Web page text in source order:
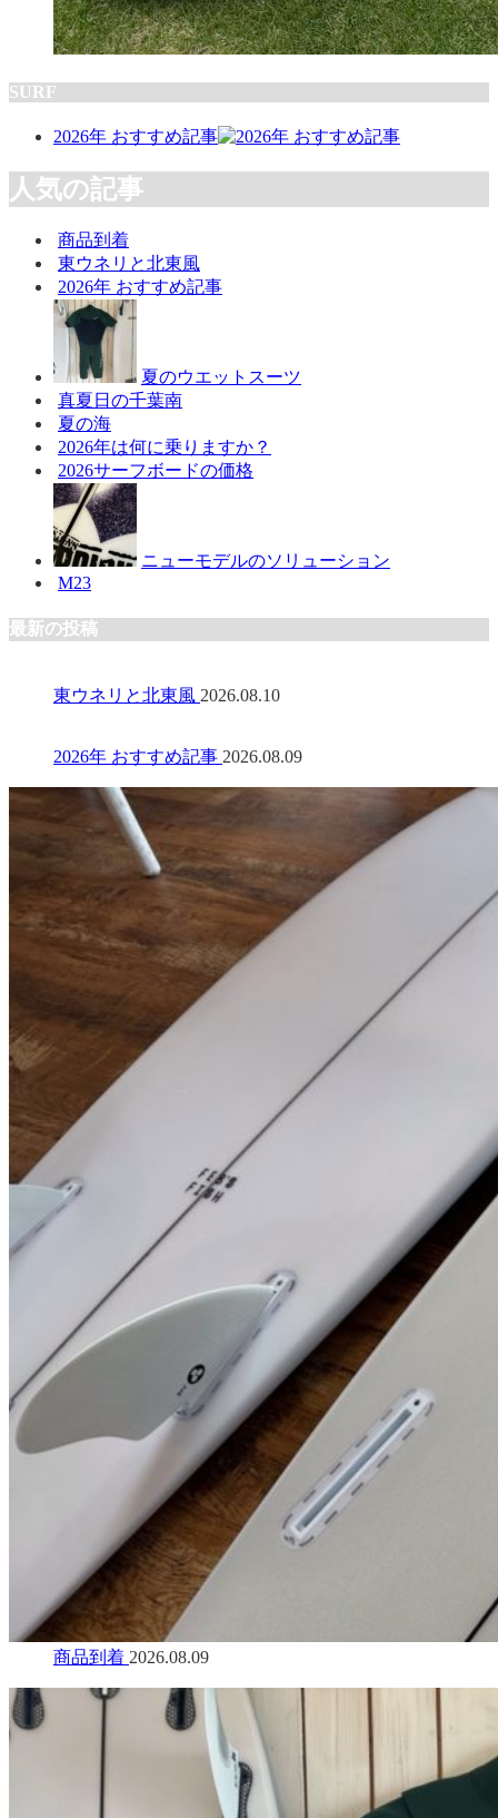
SURF
2026年 おすすめ記事
人気の記事
商品到着
東ウネリと北東風
2026年 おすすめ記事
夏のウエットスーツ
真夏日の千葉南
夏の海
2026年は何に乗りますか？
2026サーフボードの価格
ニューモデルのソリューション
M23
最新の投稿
東ウネリと北東風 2026.08.10
2026年 おすすめ記事 2026.08.09
商品到着 2026.08.09